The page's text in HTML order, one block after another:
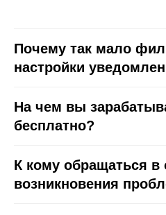
Почему так мало
настройки
На чем вы
бесплатно?
К кому обращаться в
возникновения